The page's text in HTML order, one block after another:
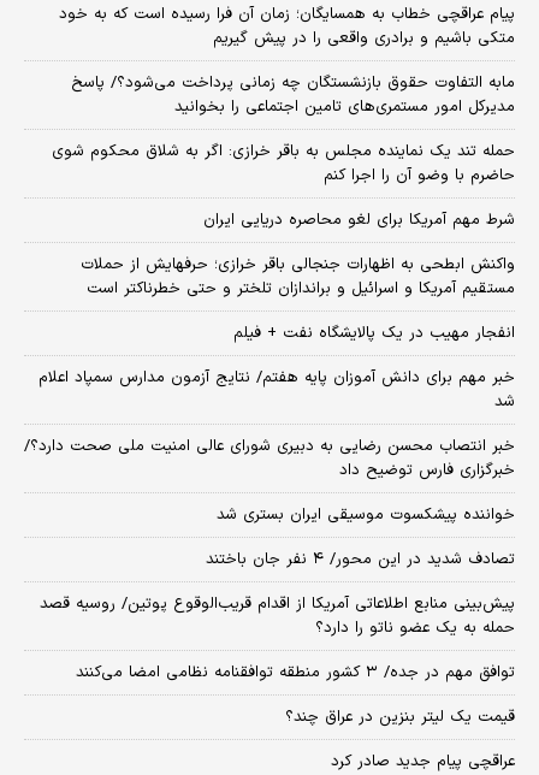
پیام عراقچی خطاب به همسایگان؛ زمان آن فرا رسیده است که به خود
متکی باشیم و برادری واقعی را در پیش گیریم
مابه التفاوت حقوق بازنشستگان چه زمانی پرداخت می‌شود؟/ پاسخ
مدیرکل امور مستمری‌های تامین اجتماعی را بخوانید
حمله تند یک نماینده مجلس به باقر خرازی: اگر به شلاق محکوم شوی
حاضرم با وضو آن را اجرا کنم
شرط مهم آمریکا برای لغو محاصره دریایی ایران
واکنش ابطحی به اظهارات جنجالی باقر خرازی؛ حرفهایش از حملات
مستقیم آمریکا و اسرائیل و براندازان تلختر و حتی خطرناکتر است
انفجار مهیب در یک پالایشگاه نفت + فیلم
خبر مهم برای دانش آموزان پایه هفتم/ نتایج آزمون مدارس سمپاد اعلام
شد
خبر انتصاب محسن رضایی به دبیری شورای عالی امنیت ملی صحت دارد؟/
خبرگزاری فارس توضیح داد
خواننده پیشکسوت موسیقی ایران بستری شد
تصادف شدید در این محور/ ۴ نفر جان باختند
پیش‌بینی منابع اطلاعاتی آمریکا از اقدام قریب‌الوقوع پوتین/ روسیه قصد
حمله به یک عضو ناتو را دارد؟
توافق مهم در جده/ ۳ کشور منطقه توافقنامه نظامی امضا می‌کنند
قیمت یک لیتر بنزین در عراق چند؟
عراقچی پیام جدید صادر کرد